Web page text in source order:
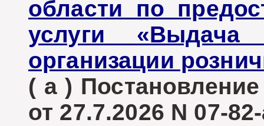
области по
услуги
организации
( а )
от 27.7.2026 N 07-